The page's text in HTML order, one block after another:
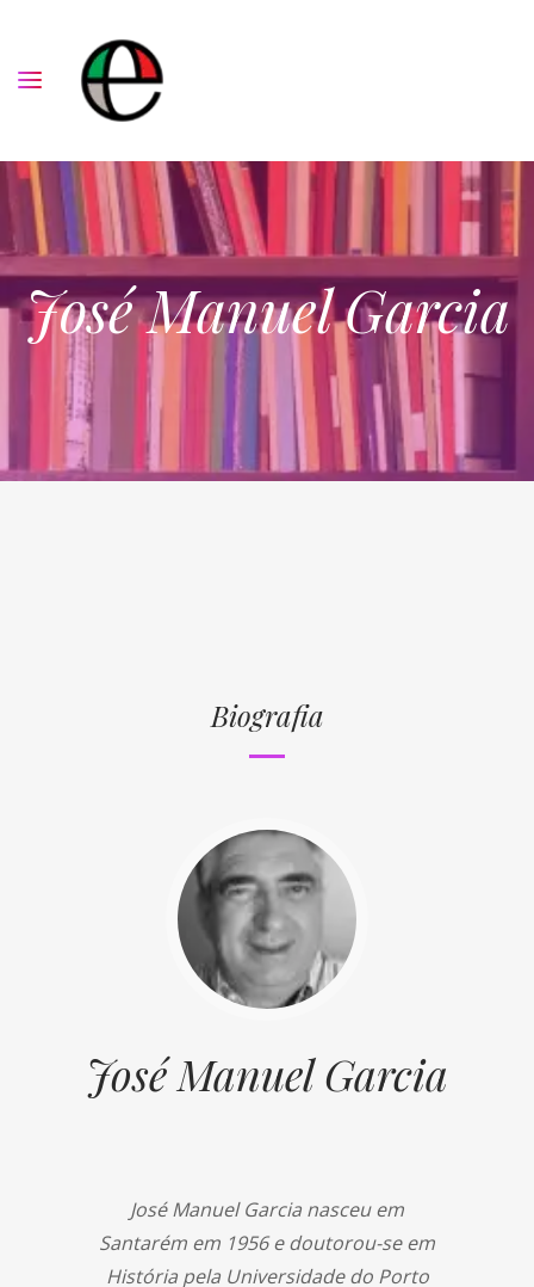
José Manuel Garcia
Biografia
José Manuel Garcia
José Manuel Garcia nasceu em
Santarém em 1956 e doutorou-se em
História pela Universidade do Porto